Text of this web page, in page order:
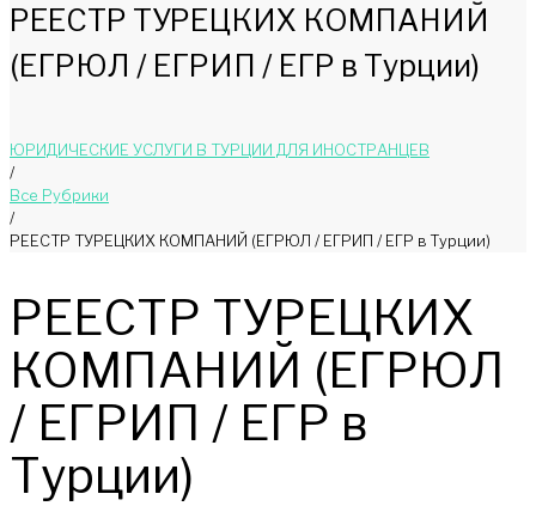
РЕЕСТР ТУРЕЦКИХ КОМПАНИЙ
(ЕГРЮЛ / ЕГРИП / ЕГР в Турции)
ЮРИДИЧЕСКИЕ УСЛУГИ В ТУРЦИИ ДЛЯ ИНОСТРАНЦЕВ
/
Bce Pyбрики
/
РЕЕСТР ТУРЕЦКИХ КОМПАНИЙ (ЕГРЮЛ / ЕГРИП / ЕГР в Турции)
РЕЕСТР ТУРЕЦКИХ
КОМПАНИЙ (ЕГРЮЛ
/ ЕГРИП / ЕГР в
Турции)